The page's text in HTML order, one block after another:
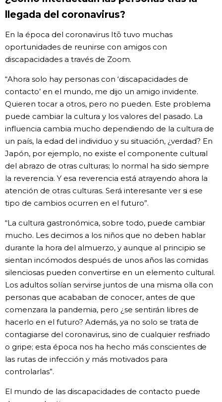
llegada del coronavirus?
En la época del coronavirus Itō tuvo muchas
oportunidades de reunirse con amigos con
discapacidades a través de Zoom.
“Ahora solo hay personas con ‘discapacidades de
contacto’ en el mundo, me dijo un amigo invidente.
Quieren tocar a otros, pero no pueden. Este problema
puede cambiar la cultura y los valores del pasado. La
influencia cambia mucho dependiendo de la cultura de
un país, la edad del individuo y su situación, ¿verdad? En
Japón, por ejemplo, no existe el componente cultural
del abrazo de otras culturas; lo normal ha sido siempre
la reverencia. Y esa reverencia está atrayendo ahora la
atención de otras culturas. Será interesante ver si ese
tipo de cambios ocurren en el futuro”.
“La cultura gastronómica, sobre todo, puede cambiar
mucho. Les decimos a los niños que no deben hablar
durante la hora del almuerzo, y aunque al principio se
sientan incómodos después de unos años las comidas
silenciosas pueden convertirse en un elemento cultural.
Los adultos solían servirse juntos de una misma olla con
personas que acababan de conocer, antes de que
comenzara la pandemia, pero ¿se sentirán libres de
hacerlo en el futuro? Además, ya no solo se trata de
contagiarse del coronavirus, sino de cualquier resfriado
o gripe; esta época nos ha hecho más conscientes de
las rutas de infección y más motivados para
controlarlas”.
El mundo de las discapacidades de contacto puede